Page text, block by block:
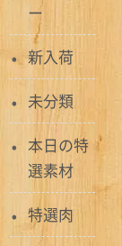
ー
新入荷
未分類
本日の特
選素材
特選肉